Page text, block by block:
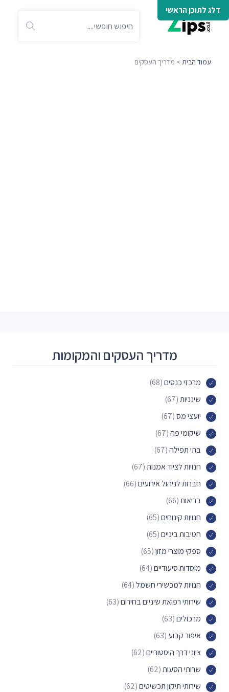
דלג לתוכן הראשי
עמוד הבית > מדריך העסקים
מדריך העסקים והמקומות
מרכזי כנסים(68)
שינניות(67)
יועצי מס(67)
שיקומי פה(67)
בתי תפילה(67)
חנויות לציוד אמנות(67)
חברות לניהול אירועים(66)
בריאות(66)
חנויות קינוחים(65)
חטיבות ביניים(65)
ספקי מוצרי מזון(65)
מוסדות סיעודיים(64)
חנויות למכשירי חשמל(64)
שירותי רפואת שיניים בחירום(63)
מרכולים(63)
איפור קבוע (63)
ציוני דרך היסטוריים(62)
שרותי הסעות(62)
שירותי תיקון תכשיטים(62)